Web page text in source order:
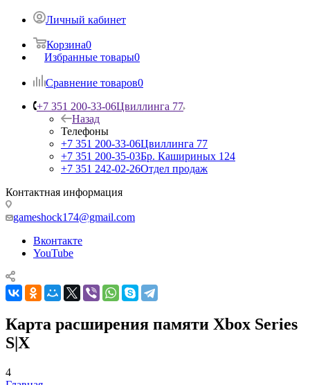
Личный кабинет
Корзина0
Избранные товары0
Сравнение товаров0
+7 351 200-33-06Цвиллинга 77
Назад
Телефоны
+7 351 200-33-06Цвиллинга 77
+7 351 200-35-03Бр. Кашириных 124
+7 351 242-02-26Отдел продаж
Контактная информация
gameshock174@gmail.com
Вконтакте
YouTube
Карта расширения памяти Xbox Series
S|X
4